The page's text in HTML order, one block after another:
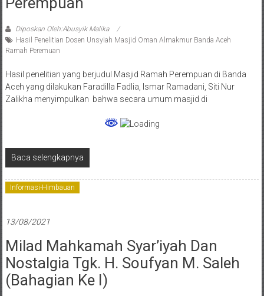
Diposkan Oleh:Abusyik Malika
Hasil Penelitian Dosen Unsyiah Masjid Oman Almakmur Banda Aceh
Ramah Peremuan
Hasil penelitian yang berjudul Masjid Ramah Perempuan di Banda
Aceh yang dilakukan Faradilla Fadlia, Ismar Ramadani, Siti Nur
Zalikha menyimpulkan bahwa secara umum masjid di
Baca selengkapnya
Informasi-Himbauan
13/08/2021
Milad Mahkamah Syar’iyah Dan
Nostalgia Tgk. H. Soufyan M. Saleh
(Bahagian Ke I)